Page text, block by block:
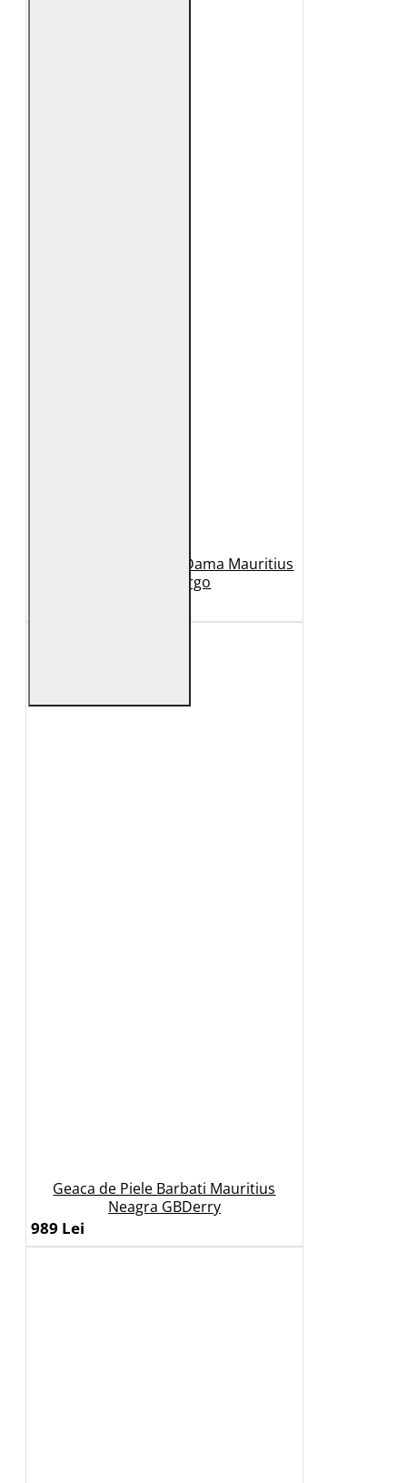
Geaca Lunga de Piele Dama Mauritius
Bej GWMargo
Geaca de Piele Barbati Mauritius
Neagra GBDerry
989 Lei